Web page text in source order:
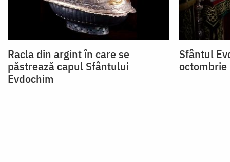
Racla din argint în care se
păstrează capul Sfântului
Evdochim
Sfântul
octombrie